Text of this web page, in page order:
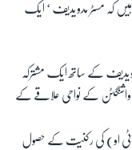
کہ مسٹر مدویدیف ‘ ایک
کے ساتھ ایک مشترکہ
واشنگٹن کے نواحی علاقے کے
ٹی او) کی رکنیت کے حصول